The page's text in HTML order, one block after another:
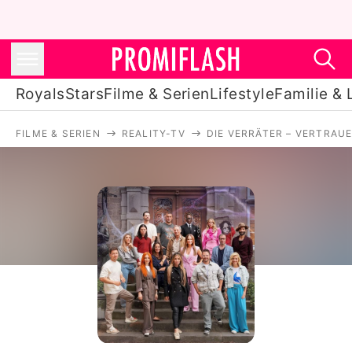
RoyalsStarsFilme & SerienLifestyleFamilie &
Filme & Serien
Lifestyle
Familie & Liebe
Promiflash Exklusiv
FILME & SERIEN REALITY-TV DIE VERRÄTER –